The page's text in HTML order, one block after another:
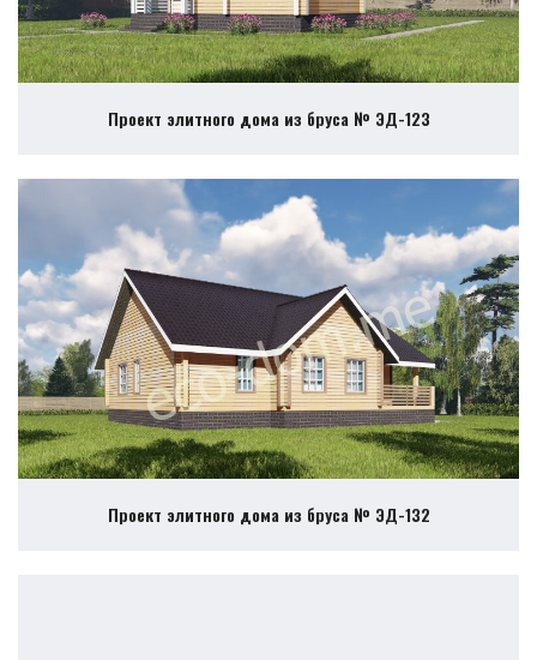
Проект элитного дома из бруса № ЭД-123
Проект элитного дома из бруса № ЭД-132